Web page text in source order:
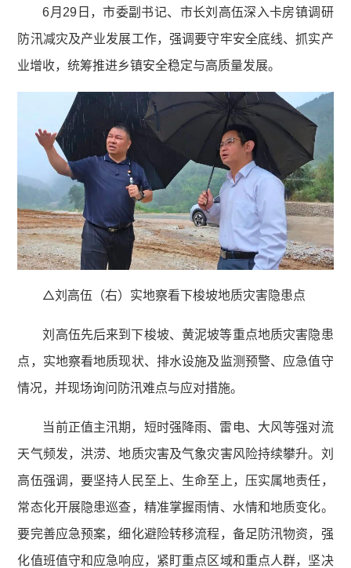
6月29日，市委副书记、市长刘高伍深入卡房镇调研
防汛减灾及产业发展工作，强调要守牢安全底线、抓实产
业增收，统筹推进乡镇安全稳定与高质量发展。
△刘高伍（右）实地察看下梭坡地质灾害隐患点
刘高伍先后来到下梭坡、黄泥坡等重点地质灾害隐患
点，实地察看地质现状、排水设施及监测预警、应急值守
情况，并现场询问防汛难点与应对措施。
当前正值主汛期，短时强降雨、雷电、大风等强对流
天气频发，洪涝、地质灾害及气象灾害风险持续攀升。刘
高伍强调，要坚持人民至上、生命至上，压实属地责任，
常态化开展隐患巡查，精准掌握雨情、水情和地质变化。
要完善应急预案，细化避险转移流程，备足防汛物资，强
化值班值守和应急响应，紧盯重点区域和重点人群，坚决